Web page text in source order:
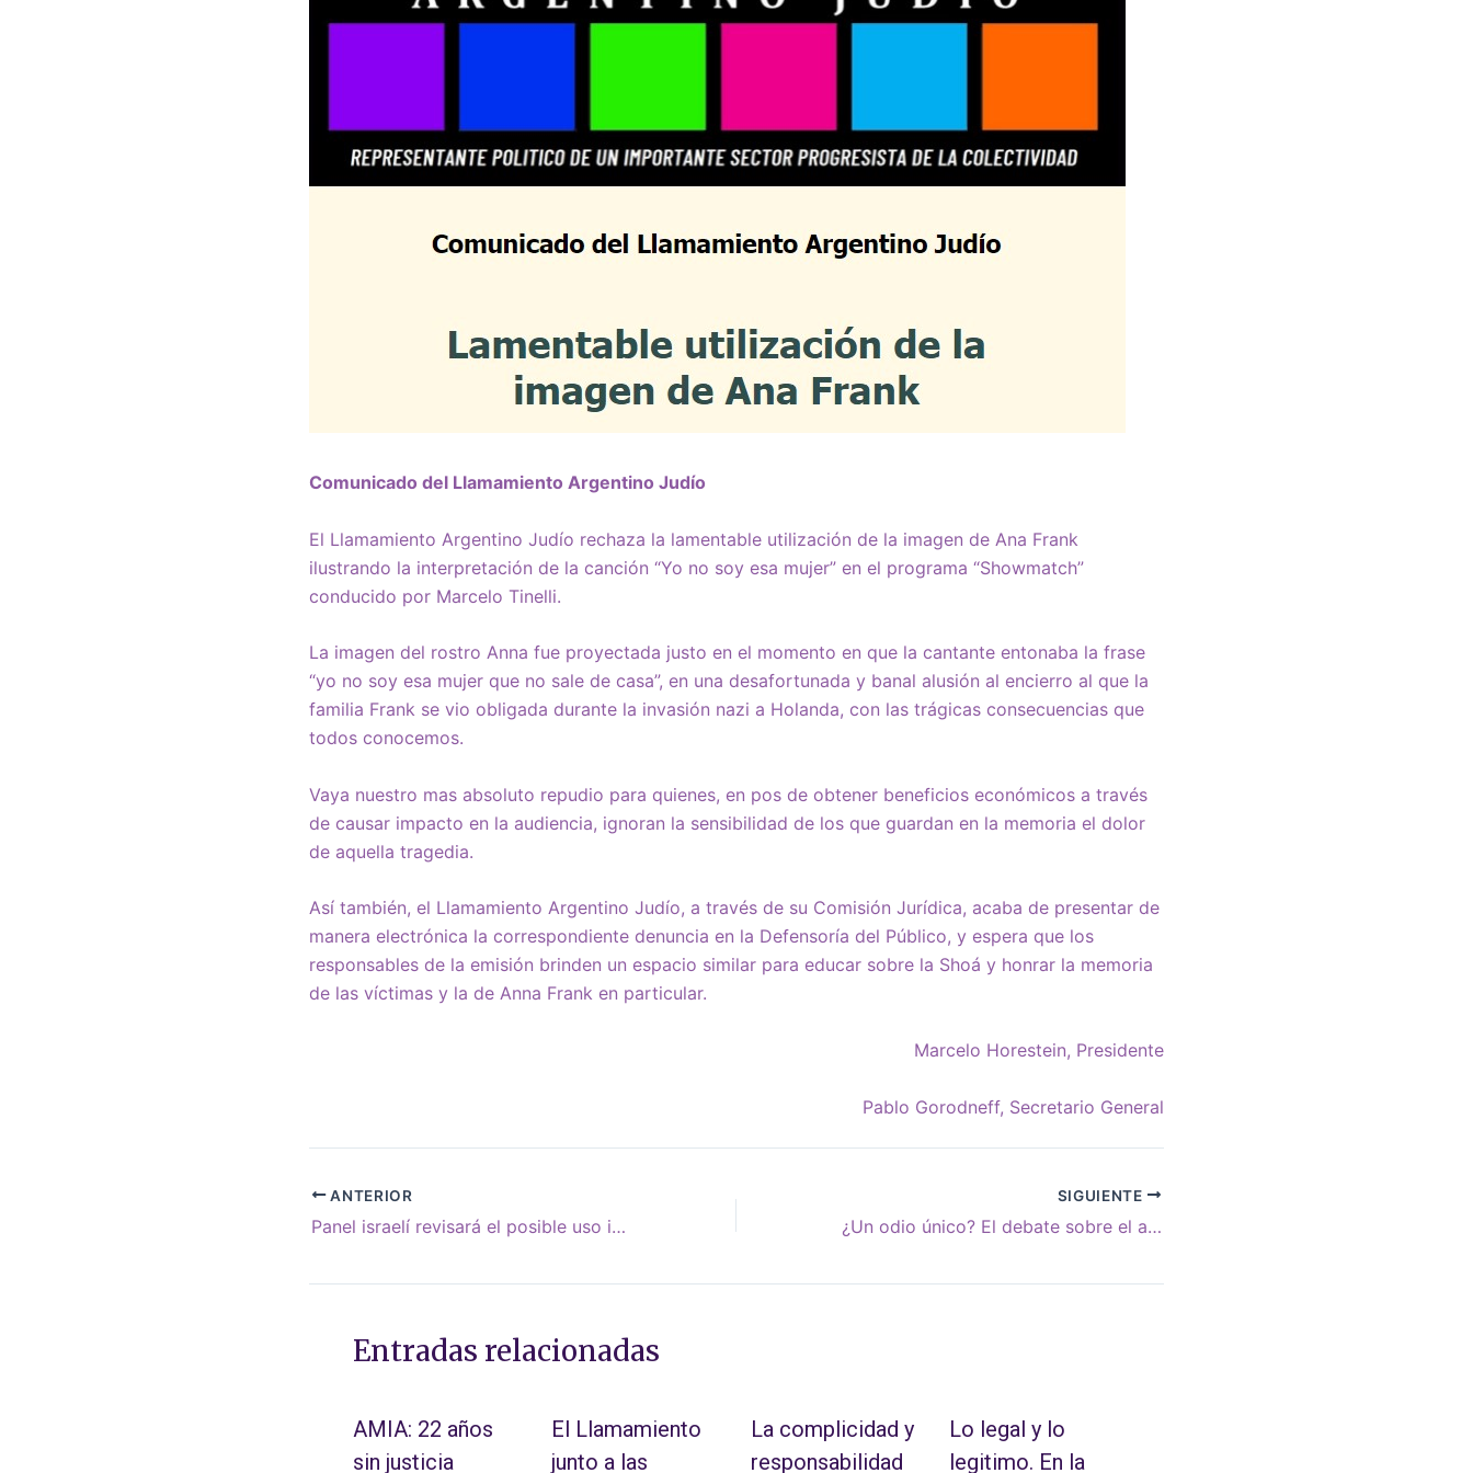
Comunicado del Llamamiento Argentino Judío
El Llamamiento Argentino Judío rechaza la lamentable utilización de la imagen de Ana Frank
ilustrando la interpretación de la canción “Yo no soy esa mujer” en el programa “Showmatch”
conducido por Marcelo Tinelli.
La imagen del rostro Anna fue proyectada justo en el momento en que la cantante entonaba la frase
“yo no soy esa mujer que no sale de casa”, en una desafortunada y banal alusión al encierro al que la
familia Frank se vio obligada durante la invasión nazi a Holanda, con las trágicas consecuencias que
todos conocemos.
Vaya nuestro mas absoluto repudio para quienes, en pos de obtener beneficios económicos a través
de causar impacto en la audiencia, ignoran la sensibilidad de los que guardan en la memoria el dolor
de aquella tragedia.
Así también, el Llamamiento Argentino Judío, a través de su Comisión Jurídica, acaba de presentar de
manera electrónica la correspondiente denuncia en la Defensoría del Público, y espera que los
responsables de la emisión brinden un espacio similar para educar sobre la Shoá y honrar la memoria
de las víctimas y la de Anna Frank en particular.
Marcelo Horestein, Presidente
Pablo Gorodneff, Secretario General
ANTERIOR
Panel israelí revisará el posible uso indebido del software espía NSO en todo el mundo
SIGUIENTE
¿Un odio único? El debate sobre el antisemitismo llega al corazón de la visión sionista clásica
Entradas relacionadas
AMIA: 22 años
sin justicia
El Llamamiento
junto a las
La complicidad y
responsabilidad
Lo legal y lo
legitimo. En la